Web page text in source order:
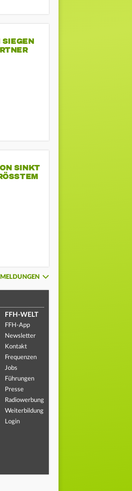
SINKT
R
FFH-WELT
FFH-App
Newsletter
Kontakt
Frequenzen
Jobs
Führungen
Presse
Radiowerbung
Weiterbildung
Login